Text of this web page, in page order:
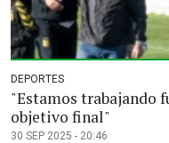
DEPORTES
"Estamos trabajando
objetivo final"
30 SEP 2025 - 20:46